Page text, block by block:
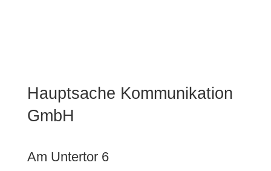
Hauptsache Kommunikation
GmbH
Am Untertor 6